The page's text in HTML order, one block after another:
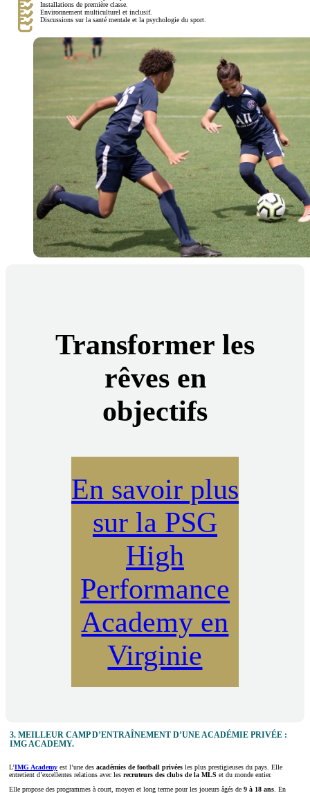
Installations de première classe.
Environnement multiculturel et inclusif.
Discussions sur la santé mentale et la psychologie du sport.
Transformer les
rêves en
objectifs
En savoir plus
sur la PSG
High
Performance
Academy en
Virginie
3. MEILLEUR CAMP D’ENTRAÎNEMENT D’UNE ACADÉMIE PRIVÉE :
IMG ACADEMY.
L’IMG Academy est l’une des académies de football privées les plus prestigieuses du pays. Elle
entretient d’excellentes relations avec les recruteurs des clubs de la MLS et du monde entier.
Elle propose des programmes à court, moyen et long terme pour les joueurs âgés de 9 à 18 ans. En